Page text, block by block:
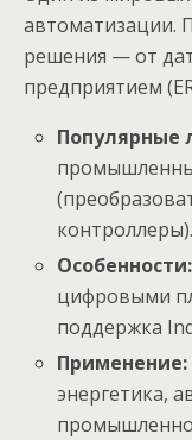
автоматизации.
решения — от
предприятием
Популярные
контроллеры).
Особенности:
цифровыми
поддержка
Применение:
энергетика,